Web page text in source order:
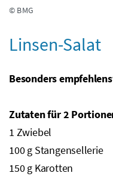
© BMG
Linsen-Salat
Besonders
Zutaten für 2
1 Zwiebel
100gStangensellerie
150gKarotten